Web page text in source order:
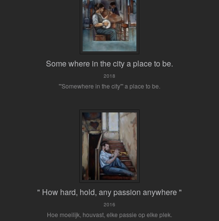
Some where in the city a place to be.
2018
"'Somewhere in the city"' a place to be.
" How hard, hold, any passion anywhere "
2016
Hoe moeilijk, houvast, elke passie op elke plek.